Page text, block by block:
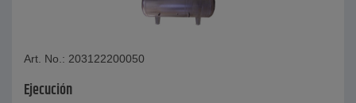
Art. No.: 203122200050
Ejecución